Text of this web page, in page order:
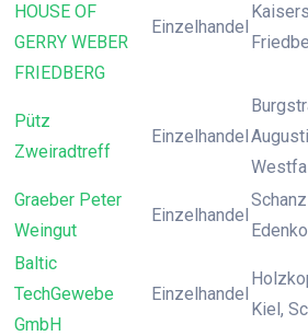
HOUSE OF
GERRY WEBER
FRIEDBERG
Einzelhandel
Pütz
Zweiradtreff
Einzelhandel
Graeber Peter
Weingut
Einzelhandel
Baltic
TechGewebe
GmbH
Einzelhandel
Kiel,